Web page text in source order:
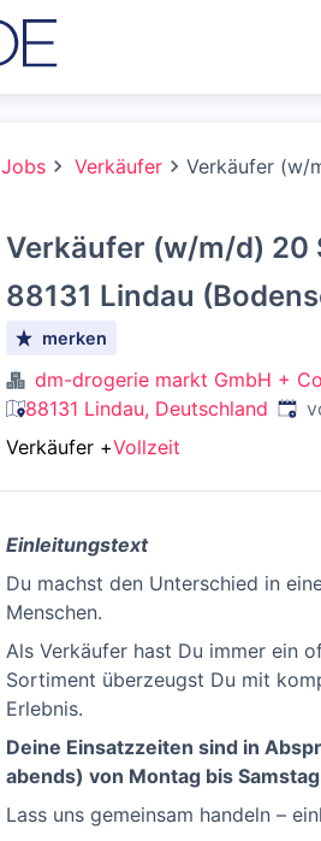
Jobs Verkäufer Verkäufer (w/
Verkäufer (w/m/d) 20
88131 Lindau
merken
dm-drogerie markt GmbH +
88131 Lindau, Deutschland
Verkäufer +Vollzeit
Einleitungstext
Du machst den Unterschied in
Menschen.
Als Verkäufer hast Du immer ein
Sortiment überzeugst Du mit
Erlebnis.
Deine Einsatzzeiten sind in
abends) von Montag bis
Lass uns gemeinsam handeln –